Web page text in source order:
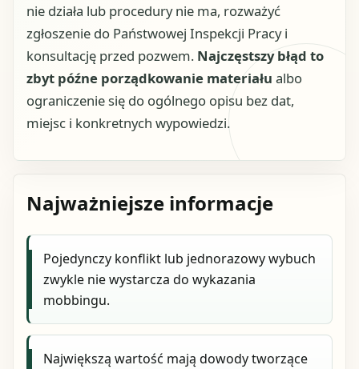
nie działa lub procedury nie ma, rozważyć
zgłoszenie do Państwowej Inspekcji Pracy i
konsultację przed pozwem. Najczęstszy błąd to
zbyt późne porządkowanie materiału albo
ograniczenie się do ogólnego opisu bez dat,
miejsc i konkretnych wypowiedzi.
Najważniejsze informacje
Pojedynczy konflikt lub jednorazowy wybuch
zwykle nie wystarcza do wykazania
mobbingu.
Największą wartość mają dowody tworzące